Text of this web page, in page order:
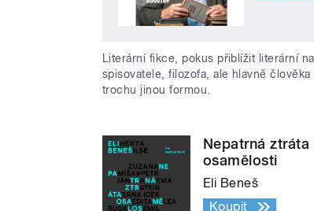
Literární fikce, pokus přiblížit literární
spisovatele, filozofa, ale hlavně člověka
trochu jinou formou.
Nepatrná ztráta
osamělosti
Eli Beneš
Koupit